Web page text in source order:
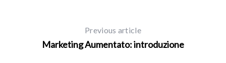
Previous article
Marketing Aumentato: introduzione